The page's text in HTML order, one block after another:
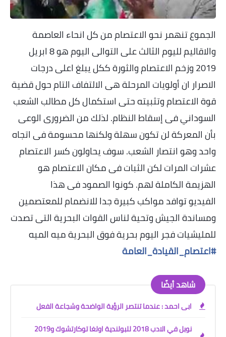
مواضيع عامة
الجموع تنهمر نحو الاعتصام من كل انحاء العاصمة
والاقاليم لليوم الثالث على التوالى اليوم هو 8 ابريل
2019 وزخم الاعتصام والثورة ككل يبلغ اعلى درجات
الاصرار ان أولويات المرحلة هى الالتفاف التام حول قضية
قوة الاعتصام وتثبيته حتى استكمال كل مطالب الشعب
السوداني فى إسقاط النظام. لذلك من الضرورى الوعى
بأن المعركة لن تكون سهلة ولكنها محسومة فى اتجاه
واحد وهو انتصار الشعب. سوف يحاولون كسر الاعتصام
عشرات المرات لكن الثبات فى مكان الاعتصام هو
الهزيمة الكاملة لهم. كونوا الصمود فى هذا
الفيديو توافد مواكب كبيرة جدا للانضمام للمعتصمين
ومساندة الجيش وتحية لناس القوات البحرية التى تصدت
للمليشيات فجر اليوم بحرية فوق البحرية ميه الميه
#اعتصام_القيادة_العامة
شاهد أيضًا
ابى احمد : عندما تنتصر الرؤية الواضحة وشجاعة الفعل
نوبل في الادب 2018 للبولندية اولغا توكارتشوك و2019